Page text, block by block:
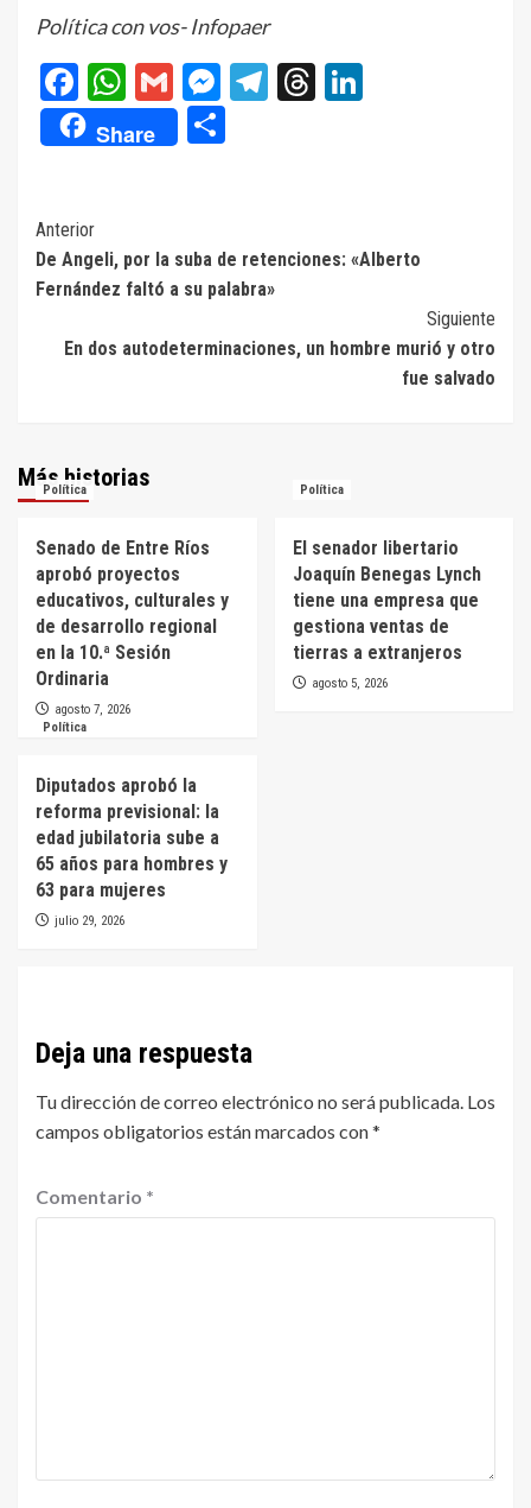
Política con vos- Infopaer
Facebook
WhatsApp
GmailMessenger
Telegram
Threads
Share
Navegación
de
Anterior
De Angeli, por la suba de retenciones: «Alberto
Fernández faltó a su palabra»
Siguiente
En dos autodeterminaciones, un hombre murió y otro
fue salvado
Más historias
Política
Senado de Entre Ríos
aprobó proyectos
educativos, culturales y
de desarrollo regional
en la 10.ª Sesión
Ordinaria
agosto 7, 2026
Política
El senador libertario
Joaquín Benegas Lynch
tiene una empresa que
gestiona ventas de
tierras a extranjeros
agosto 5, 2026
Política
Diputados aprobó la
reforma previsional: la
edad jubilatoria sube a
65 años para hombres y
63 para mujeres
julio 29, 2026
Deja una respuesta
Tu dirección de correo electrónico no será publicada. Los
campos obligatorios están marcados con*
Comentario *